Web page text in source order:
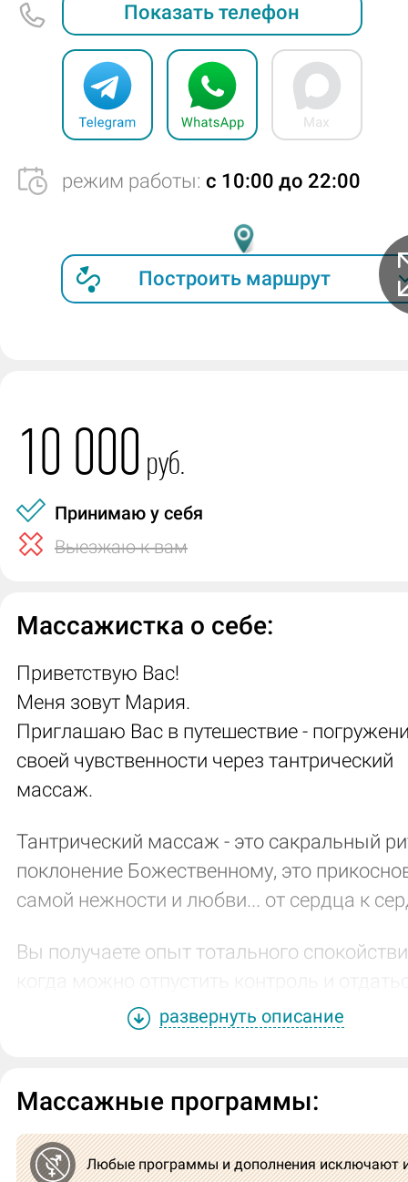
Показать телефон
режим работы: c 10:00 до 22:00
Построить маршрут
10 000 руб.
Принимаю у себя
Выезжаю к вам
Массажистка о себе:
Приветствую Вас!
Меня зовут Мария.
Приглашаю Вас в путешествие -
своей чувственности через тантрический
массаж.
Тантрический массаж - это сакральный
поклонение Божественному, это
самой нежности и любви... от сердца к
Вы получаете опыт тотального
потоку наслаждения в безопасной и
состояние энергетического ресурса и
развернуть описание
Массажные программы:
Любые программы и дополнения исключают